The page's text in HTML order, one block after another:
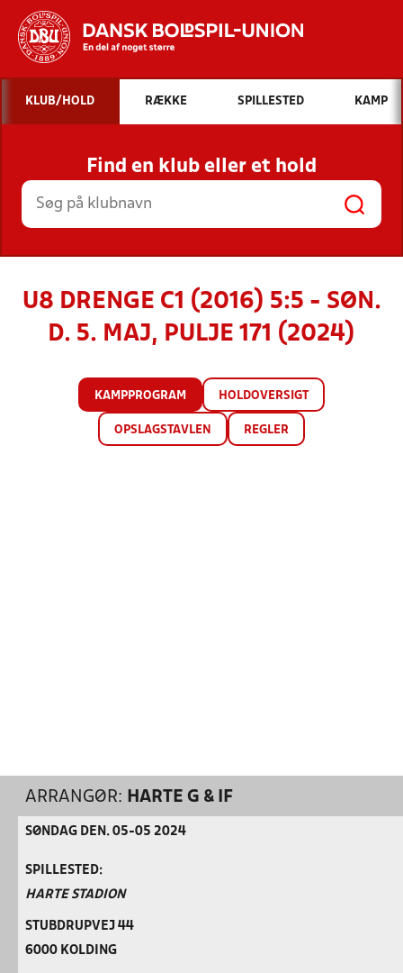
Hvad vil du søge efter?
INDHOLD OG NYHEDER
STILLINGER, RESULTATER, KLUBBER OG
HOLD
KLUB/HOLD RÆKKE SPILLESTED KAMP
Find en klub eller et hold
U8 DRENGE C1 (2016) 5:5 - SØN.
D. 5. MAJ, PULJE 171 (2024)
KAMPPROGRAM HOLDOVERSIGT
OPSLAGSTAVLEN REGLER
ARRANGØR: HARTE G & IF
SØNDAG DEN. 05-05 2024
SPILLESTED:
HARTE STADION
STUBDRUPVEJ 44
6000 KOLDING